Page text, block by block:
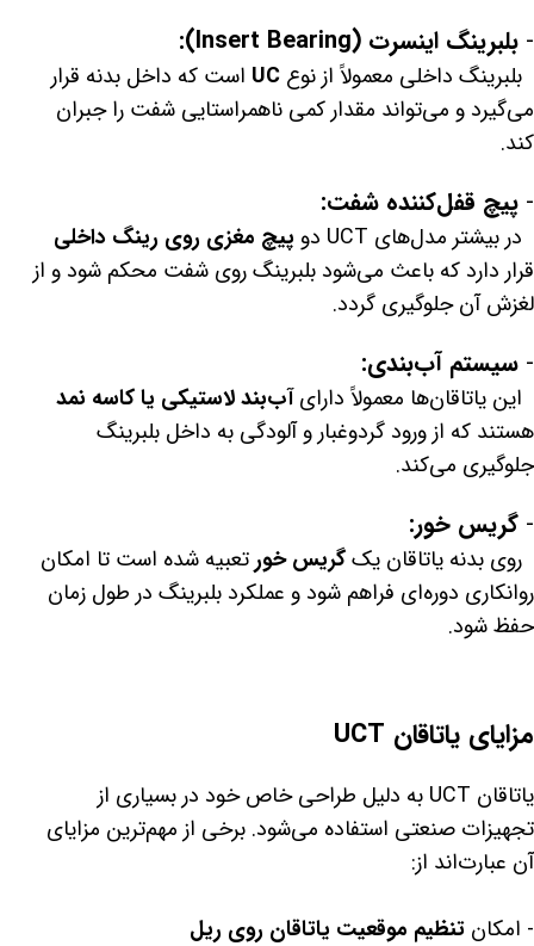
-بلبرینگ اینسرت (Insert Bearing):
بلبرینگ داخلی معمولاً از نوعUC است که داخل بدنه قرار
می‌گیرد و می‌تواند مقدار کمی ناهمراستایی شفت را جبران
کند.
-پیچ قفل‌کننده شفت:
در بیشتر مدل‌های UCT دو
پیچ مغزی روی رینگ داخلی
قرار دارد که باعث می‌شود بلبرینگ روی شفت محکم شود و از
لغزش آن جلوگیری گردد.
-سیستم آب‌بندی:
این یاتاقان‌ها معمولاً دارایآب‌بند لاستیکی یا کاسه نمد
هستند که از ورود گردوغبار و آلودگی به داخل بلبرینگ
جلوگیری می‌کند.
-گریس خور:
روی بدنه یاتاقان یکگریس خور تعبیه شده است تا امکان
روانکاری دوره‌ای فراهم شود و عملکرد بلبرینگ در طول زمان
حفظ شود.
مزایای یاتاقان UCT
یاتاقان UCT به دلیل طراحی خاص خود در بسیاری از
تجهیزات صنعتی استفاده می‌شود. برخی از مهم‌ترین مزایای
آن عبارت‌اند از:
- امکانتنظیم موقعیت یاتاقان روی ریل